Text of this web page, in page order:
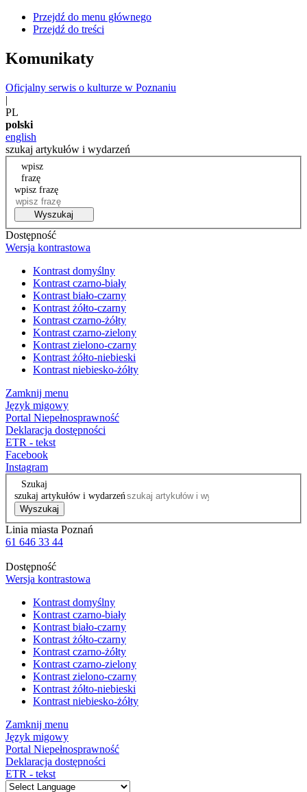
Przejdź do menu głównego
Przejdź do treści
Komunikaty
Oficjalny serwis o kulturze w Poznaniu
|
PL
polski
english
szukaj artykułów i wydarzeń
wpisz
frazę
wpisz frazę
Wyszukaj
Dostępność
Wersja kontrastowa
Kontrast domyślny
Kontrast czarno-biały
Kontrast biało-czarny
Kontrast żółto-czarny
Kontrast czarno-żółty
Kontrast czarno-zielony
Kontrast zielono-czarny
Kontrast żółto-niebieski
Kontrast niebiesko-żółty
Zamknij menu
Język migowy
Portal Niepełnosprawność
Deklaracja dostępności
ETR - tekst
Facebook
Instagram
Szukaj
szukaj artykułów i wydarzeń
Wyszukaj
Linia miasta Poznań
61 646 33 44
Dostępność
Wersja kontrastowa
Kontrast domyślny
Kontrast czarno-biały
Kontrast biało-czarny
Kontrast żółto-czarny
Kontrast czarno-żółty
Kontrast czarno-zielony
Kontrast zielono-czarny
Kontrast żółto-niebieski
Kontrast niebiesko-żółty
Zamknij menu
Język migowy
Portal Niepełnosprawność
Deklaracja dostępności
ETR - tekst